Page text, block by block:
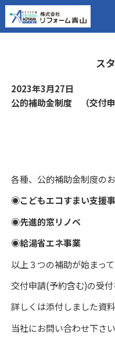
ス
2023年3月27日
公的補助金制度 （交付申
各種、公的補助金制度のお
◉こどもエコすまい支援
◉先進的窓リノベ
◉給湯省エネ事業
以上３つの補助が始まって
交付申請(予約含む)の受
詳しくは添付しました資
当社にお問い合わせ下さい